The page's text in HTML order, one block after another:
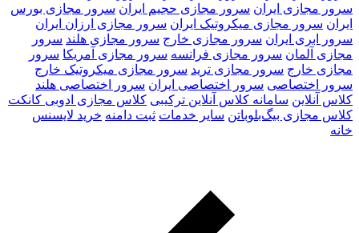
سرور مجازی ایران سرور مجازی حجیم ایران سرور مجازی بورس
ایران سرور مجازی میکروتیک ایران سرور مجازی ارزان ایران
سرور ابری ایران سرور مجازی خارج سرور مجازی هلند سرور
مجازی آلمان سرور مجازی فرانسه سرور مجازی آمریکا سرور
مجازی خارج سرور مجازی ترید سرور مجازی میکروتیک خارج
سرور اختصاصی سرور اختصاصی ایران سرور اختصاصی هلند
کلاس آنلاین سامانه کلاس آنلاین ترکیبی کلاس مجازی ادوبی کانکت
کلاس مجازی بیگ‌بلوباتن سایر خدمات ثبت دامنه خرید لایسنس
خانه